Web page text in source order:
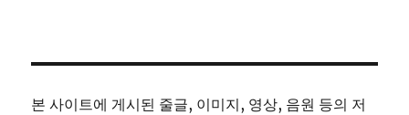
본 사이트에 게시된 줄글, 이미지, 영상, 음원 등의 저